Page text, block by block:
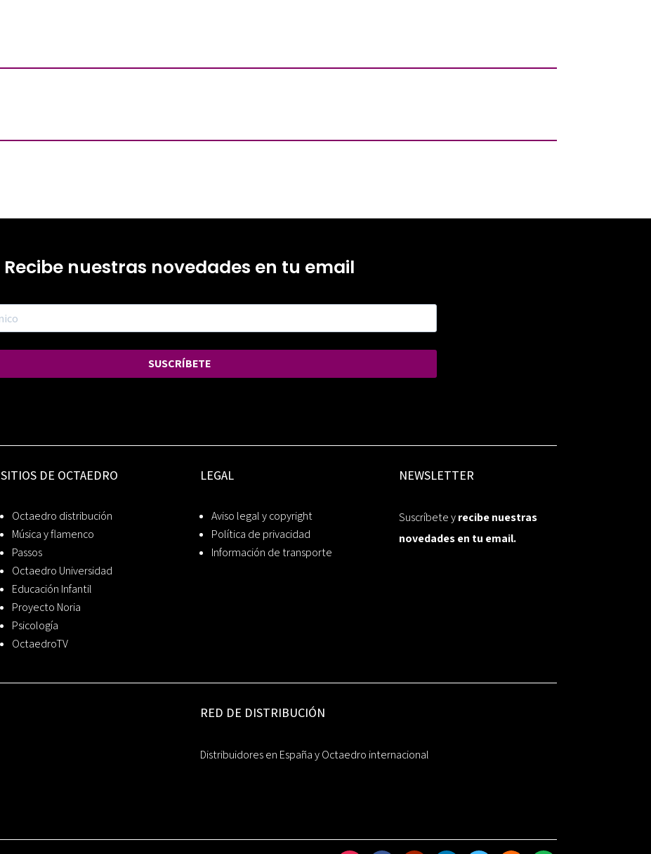
Recibe nuestras novedades en tu email
SUSCRÍBETE
SITIOS DE OCTAEDRO
Octaedro distribución
Música y flamenco
Passos
Octaedro Universidad
Educación Infantil
Proyecto Noria
Psicología
OctaedroTV
LEGAL
Aviso legal y copyright
Política de privacidad
Información de transporte
NEWSLETTER
Suscríbete yrecibe nuestras
novedades en tu email.
RED DE DISTRIBUCIÓN
Distribuidores en España y Octaedro internacional